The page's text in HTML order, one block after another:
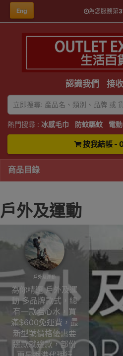
Eng 為您服務第
認識我們 接
熱門搜尋 : 冰感毛巾 防蚊驅蚊 電
按我結帳 -
商品目錄
戶外及運動
戶外及運動
為你精選 戶外及運
動 多品牌款式，總
有一款岩心水，買
滿$600免運費，最
新型號價格優惠要
邊款就邊款，部份